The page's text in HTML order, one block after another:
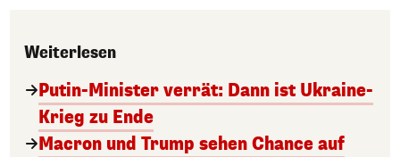
Weiterlesen
Putin-Minister verrät: Dann ist Ukraine-
Krieg zu Ende
Macron und Trump sehen Chance auf